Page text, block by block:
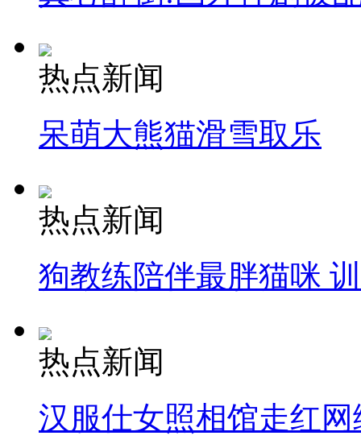
热点新闻
呆萌大熊猫滑雪取乐
热点新闻
狗教练陪伴最胖猫咪
热点新闻
汉服仕女照相馆走红网